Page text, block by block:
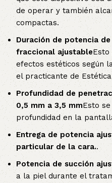
de operar y también
compactas.
Duración de potencia
fraccional ajustable
efectos estéticos según
el practicante de
Profundidad de
0,5 mm a 3,5 mmEsto
profundidad en la
Entrega de potencia
particular de la cara..
Potencia de succión
a la piel durante el